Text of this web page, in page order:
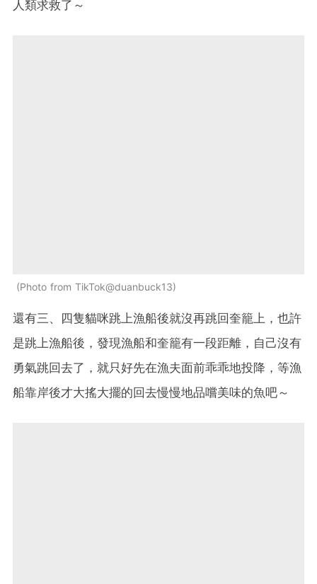
人類求救了～
Photo from TikTok@duanbuck13
還有三、四隻貓咪跳上漁船後就沒再跳回奎籠上，也許
是跳上漁船後，發現漁船和奎籠有一段距離，自己沒有
勇氣跳回去了，就只好先在漁夫面前乖乖地投降，等漁
船靠岸後才大搖大擺的回去慢慢地品嚐美味的魚吧～